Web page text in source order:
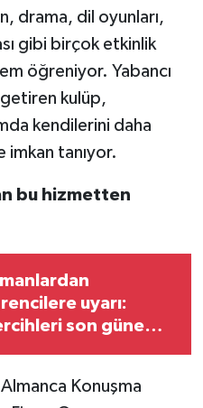
drama, dil oyunları,
gibi birçok etkinlik
öğreniyor. Yabancı
kulüp,
kendilerini daha
tanıyor.
bu hizmetten
uyarı:
son güne
Konuşma